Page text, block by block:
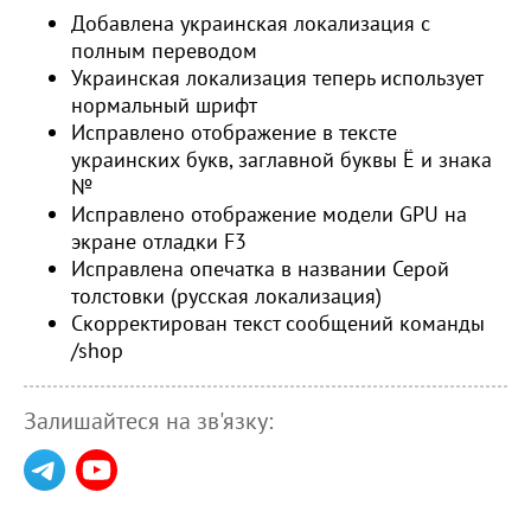
Добавлена украинская локализация с
полным переводом
Украинская локализация теперь использует
нормальный шрифт
Исправлено отображение в тексте
украинских букв, заглавной буквы Ё и знака
№
Исправлено отображение модели GPU на
экране отладки F3
Исправлена опечатка в названии Серой
толстовки (русская локализация)
Скорректирован текст сообщений команды
/shop
Залишайтеся на зв'язку: